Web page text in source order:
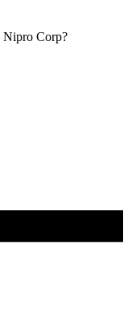
Nipro Corp?